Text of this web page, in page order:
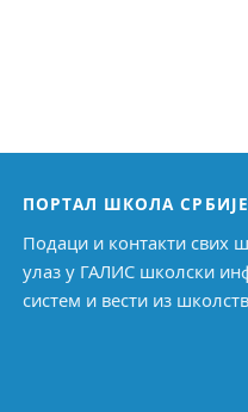
ПОРТАЛ ШКОЛА СРБИЈЕ
Подаци и контакти свих
улаз у ГАЛИС школски
систем и вести из